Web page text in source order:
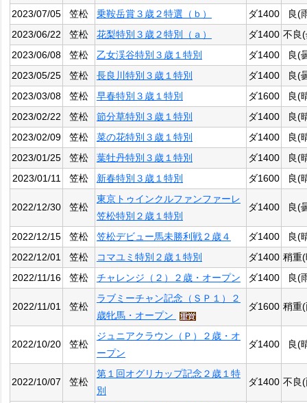
2023/07/05
笠松 乗鞍岳賞３歳２特選（ｂ） ダ1400
良(
2023/06/22
笠松 花梨特別３歳２特別（ａ） ダ1400 不良
2023/06/08
笠松 乙女渓谷特別３歳１特別 ダ1400
良(
2023/05/25
笠松 長良川特別３歳１特別 ダ1400
良(
2023/03/08
笠松 早春特別３歳１特別 ダ1600
良(
2023/02/22
笠松 節分草特別３歳１特別 ダ1400
良(
2023/02/09
笠松 菜の花特別３歳１特別 ダ1400
良(
2023/01/25
笠松 葉牡丹特別３歳１特別 ダ1400
良(
2023/01/11
笠松 新春特別３歳１特別 ダ1600 良(
2022/12/30 笠松
東京トゥインクルファンファーレ
笠松特別２歳１特別
ダ1400 良(
2022/12/15 笠松 笠松デビュー馬未勝利戦２歳４ ダ1400
良(
2022/12/01
笠松 コマユミ特別２歳１特別 ダ1400 稍重
2022/11/16
笠松 チャレンジ（２）２歳・オープン ダ1400 良(
2022/11/01 笠松
ラブミーチャン記念（ＳＰ１）２
歳牝馬・オープン
ダ1600 稍重
2022/10/20 笠松
ジュニアクラウン（Ｐ）２歳・オ
ープン
ダ1400 良(
2022/10/07 笠松
第１回オグリカップ記念２歳１特
別
ダ1400 不良